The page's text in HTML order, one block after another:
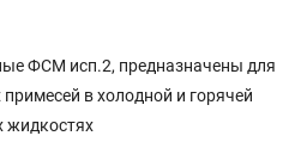
ФСМ исп.2, предназначены для
в холодной и горячей
жидкостях